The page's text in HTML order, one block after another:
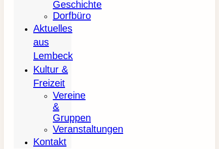
Geschichte
Dorfbüro
Aktuelles
aus
Lembeck
Kultur &
Freizeit
Vereine
&
Gruppen
Veranstaltungen
Kontakt